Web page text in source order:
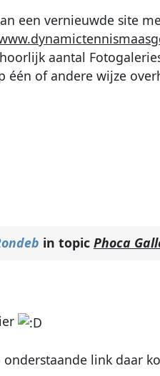
een vernieuwde site
aantal
één of andere wijze
in topic Phoca
onderstaande link daar